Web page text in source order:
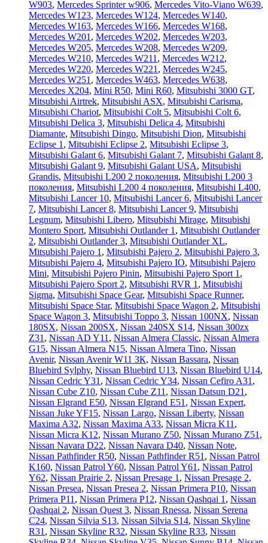
W903, Mercedes Sprinter w906, Mercedes Vito-Viano W639,
Mercedes W123, Mercedes W124, Mercedes W140,
Mercedes W163, Mercedes W166, Mercedes W168,
Mercedes W201 , Mercedes W202, Mercedes W203,
Mercedes W205, Mercedes W208, Mercedes W209,
Mercedes W210, Mercedes W211 , Mercedes W212,
Mercedes W220, Mercedes W221 , Mercedes W245,
Mercedes W251 , Mercedes W463, Mercedes W638,
Mercedes X204, Mini R50, Mini R60, Mitsubishi 3000 GT,
Mitsubishi Airtrek, Mitsubishi ASX, Mitsubishi Carisma,
Mitsubishi Chariot, Mitsubishi Colt 5, Mitsubishi Colt 6,
Mitsubishi Delica 3, Mitsubishi Delica 4, Mitsubishi
Diamante, Mitsubishi Dingo, Mitsubishi Dion, Mitsubishi
Eclipse 1 , Mitsubishi Eclipse 2, Mitsubishi Eclipse 3,
Mitsubishi Galant 6, Mitsubishi Galant 7, Mitsubishi Galant 8,
Mitsubishi Galant 9, Mitsubishi Galant USA, Mitsubishi
Grandis, Mitsubishi L200 2 поколения, Mitsubishi L200 3
поколения, Mitsubishi L200 4 поколения, Mitsubishi L400,
Mitsubishi Lancer 10, Mitsubishi Lancer 6, Mitsubishi Lancer
7, Mitsubishi Lancer 8, Mitsubishi Lancer 9, Mitsubishi
Legnum, Mitsubishi Libero, Mitsubishi Mirage, Mitsubishi
Montero Sport, Mitsubishi Outlander 1 , Mitsubishi Outlander
2, Mitsubishi Outlander 3, Mitsubishi Outlander XL,
Mitsubishi Pajero 1 , Mitsubishi Pajero 2, Mitsubishi Pajero 3,
Mitsubishi Pajero 4, Mitsubishi Pajero IO, Mitsubishi Pajero
Mini, Mitsubishi Pajero Pinin, Mitsubishi Pajero Sport 1 ,
Mitsubishi Pajero Sport 2, Mitsubishi RVR 1 , Mitsubishi
Sigma, Mitsubishi Space Gear, Mitsubishi Space Runner,
Mitsubishi Space Star, Mitsubishi Space Wagon 2, Mitsubishi
Space Wagon 3, Mitsubishi Toppo 3, Nissan 100NX, Nissan
180SX, Nissan 200SX, Nissan 240SX S14, Nissan 300zx
Z31 , Nissan AD Y11 , Nissan Almera Classic, Nissan Almera
G15, Nissan Almera N15, Nissan Almera Tino, Nissan
Avenir, Nissan Avenir W11 ЗК, Nissan Bassara, Nissan
Bluebird Sylphy, Nissan Bluebird U13, Nissan Bluebird U14,
Nissan Cedric Y31 , Nissan Cedric Y34, Nissan Cefiro A31 ,
Nissan Cube Z10, Nissan Cube Z11 , Nissan Datsun D21 ,
Nissan Elgrand E50, Nissan Elgrand E51 , Nissan Expert,
Nissan Juke YF15, Nissan Largo, Nissan Liberty, Nissan
Maxima A32, Nissan Maxima A33, Nissan Micra K11 ,
Nissan Micra K12, Nissan Murano Z50, Nissan Murano Z51 ,
Nissan Navara D22, Nissan Navara D40, Nissan Note,
Nissan Pathfinder R50, Nissan Pathfinder R51 , Nissan Patrol
K160, Nissan Patrol Y60, Nissan Patrol Y61 , Nissan Patrol
Y62, Nissan Prairie 2, Nissan Presage 1 , Nissan Presage 2,
Nissan Presea, Nissan Presea 2, Nissan Primera P10, Nissan
Primera P11 , Nissan Primera P12, Nissan Qashqai 1 , Nissan
Qashqai 2, Nissan Quest 3, Nissan Rnessa, Nissan Serena
C24, Nissan Silvia S13, Nissan Silvia S14, Nissan Skyline
R31 , Nissan Skyline R32, Nissan Skyline R33, Nissan